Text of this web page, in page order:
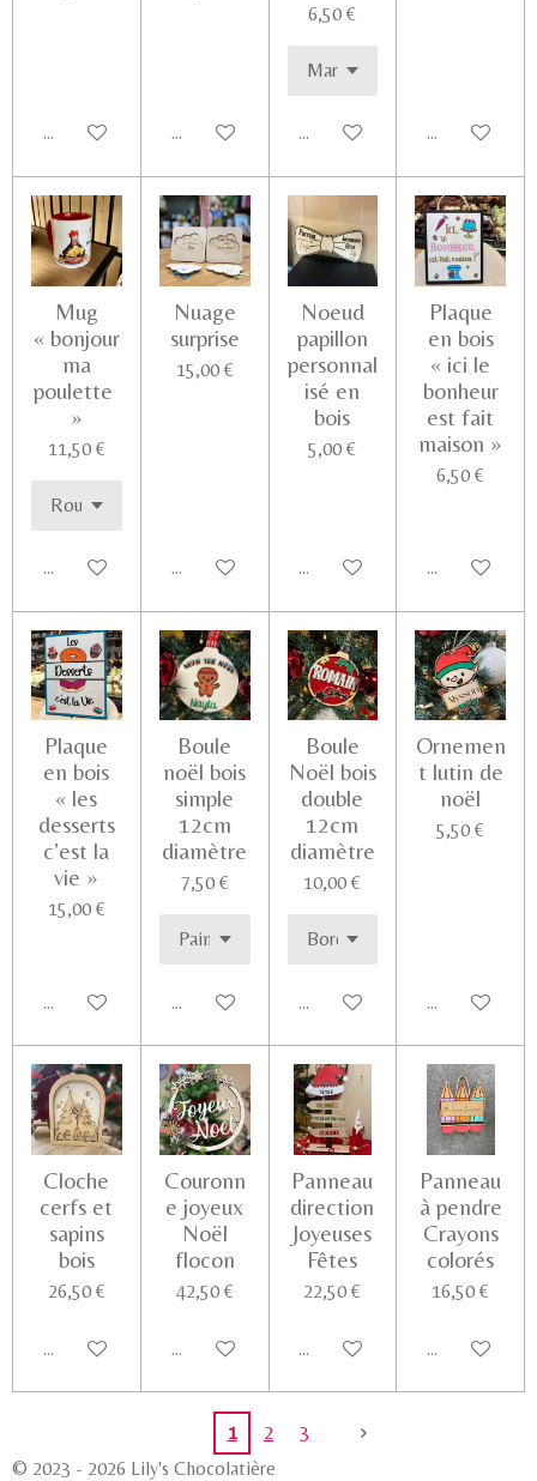
Ajouter au panierAjouter au panier
6,50 €
Ajouter au panierVoir les
Mug
« bonjour
ma
poulette
»
11,50 €
Ajouter au panier
Nuage
surprise
15,00 €
Voir les détails
Noeud
papillon
personnal
isé en
bois
5,00 €
Ajouter au panier
Plaque
en bois
« ici le
bonheur
est fait
maison »
6,50 €
Ajouter au
Plaque
en bois
« les
desserts
c’est la
vie »
15,00 €
Ajouter au panier
Boule
noël bois
simple
12cm
diamètre
7,50 €
Voir les détails
Boule
Noël bois
double
12cm
diamètre
10,00 €
Voir les détails
Ornemen
t lutin de
noël
5,50 €
Voir les
Cloche
cerfs et
sapins
bois
26,50 €
Ajouter au panier
Couronn
e joyeux
Noël
flocon
42,50 €
Ajouter au panier
Panneau
direction
Joyeuses
Fêtes
22,50 €
Ajouter au panier
Panneau
à pendre
Crayons
colorés
16,50 €
Voir les
1 2
3
© 2023 - 2026 Lily's Chocolatière